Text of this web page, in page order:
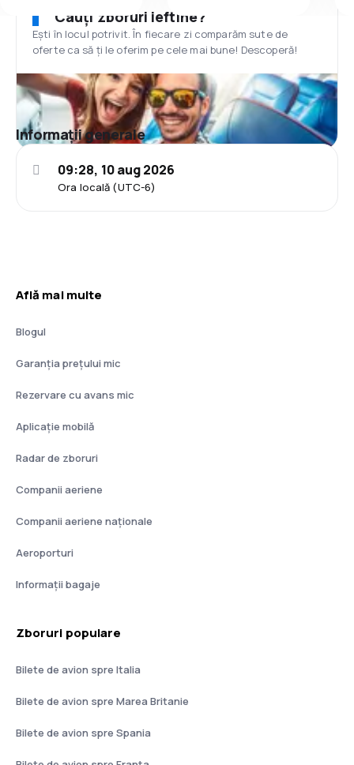
Cauți zboruri ieftine?
Ești în locul potrivit. În fiecare zi comparăm sute de
oferte ca să ți le oferim pe cele mai bune! Descoperă!
Informații generale
Ora locală (UTC-6)
09:28, 10 aug 2026
Află mai multe
Blogul
Garanția prețului mic
Rezervare cu avans mic
Aplicație mobilă
Radar de zboruri
Companii aeriene
Companii aeriene naţionale
Aeroporturi
Informații bagaje
Zboruri populare
Bilete de avion spre Italia
Bilete de avion spre Marea Britanie
Bilete de avion spre Spania